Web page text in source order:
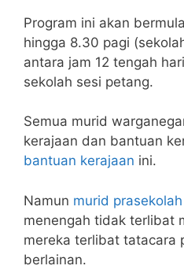
Program ini akan
hingga 8.30 pagi
antara jam 12 tengah
sekolah sesi petang.
Semua murid
kerajaan dan bantuan
bantuan kerajaan ini.
Namun murid prasekolah
menengah tidak terlibat
mereka terlibat tatacara
berlainan.